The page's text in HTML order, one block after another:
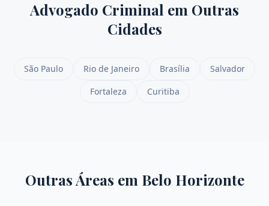
Advogado Criminal em Outras
Cidades
São Paulo Rio de Janeiro Brasília
Salvador
Fortaleza
Curitiba
Outras Áreas em Belo Horizonte